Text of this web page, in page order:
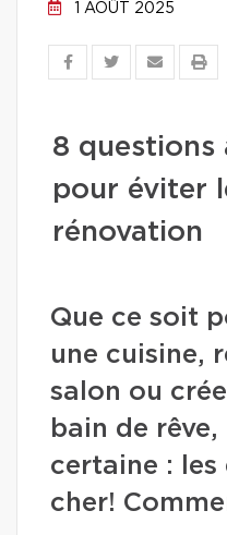
1 AOÛT 2025
8 questions
pour éviter
rénovation
Que ce soit
une cuisine,
salon ou
bain de
certaine :
cher!